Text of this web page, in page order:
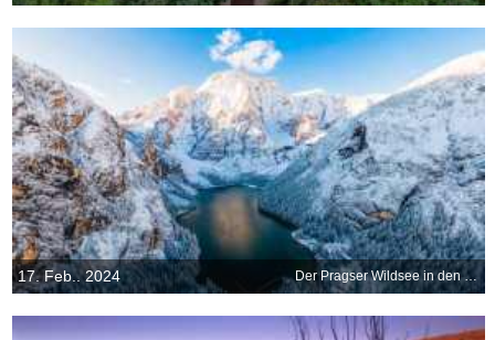
17. Feb.. 2024 Der Pragser Wildsee in den Dolomiten, Italien